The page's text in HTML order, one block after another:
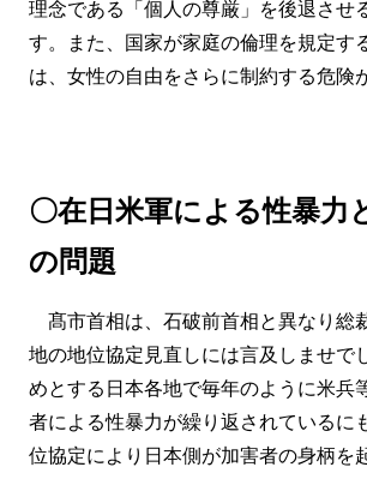
理念である「個人の尊厳」を後退させ
す。また、国家が家庭の倫理を規定す
は、女性の自由をさらに制約する危険
〇在日米軍による性暴力
の問題
髙市首相は、石破前首相と異なり総
地の地位協定見直しには言及しませで
めとする日本各地で毎年のように米兵
者による性暴力が繰り返されているに
位協定により日本側が加害者の身柄を